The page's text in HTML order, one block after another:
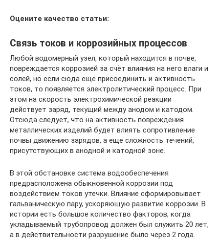
Оцените качество статьи:
Связь токов и коррозийных процессов
Любой водомерный узел, который находится в почве,
повреждается коррозией за счёт влияния на него влаги и
солей, но если сюда еще присоединить и активность
токов, то появляется электролитический процесс. При
этом на скорость электрохимической реакции
действует заряд, текущий между анодом и катодом.
Отсюда следует, что на активность повреждения
металлических изделий будет влиять сопротивление
почвы движению зарядов, а еще сложность течений,
присутствующих в анодной и катодной зоне.
В этой обстановке система водообеспечения
предрасположена обыкновенной коррозии под
воздействием токов утечки. Влияние сформировывает
гальваническую пару, ускоряющую развитие коррозии. В
истории есть большое количество факторов, когда
укладываемый трубопровод должен был служить 20 лет,
а в действительности разрушение было через 2 года.